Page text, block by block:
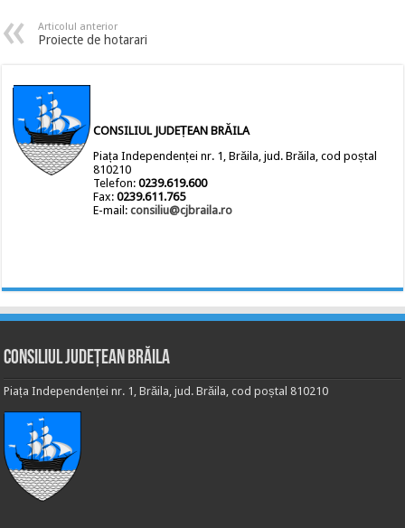
Articolul anterior
Proiecte de hotarari
CONSILIUL JUDEȚEAN BRĂILA
Piața Independenței nr. 1, Brăila, jud. Brăila, cod poștal
810210
Telefon:0239.619.600
Fax:0239.611.765
E-mail:consiliu@cjbraila.ro
Consiliul Județean Brăila
Piața Independenței nr. 1, Brăila, jud. Brăila, cod poștal 810210